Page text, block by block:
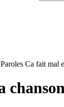
Paroles Ca fait mal